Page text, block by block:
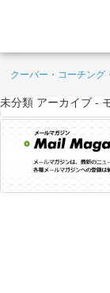
クーバー・コーチング
未分類 アーカイブ -